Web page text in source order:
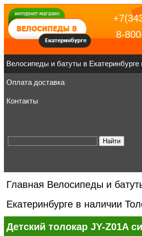
8-
Велосипеды и батуты в Екатеринбурге
Оплата доставка
Контакты
Главная Велосипеды и
Екатеринбурге в наличии
Детский толокар JY-Z01A